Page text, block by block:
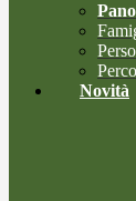
Novità